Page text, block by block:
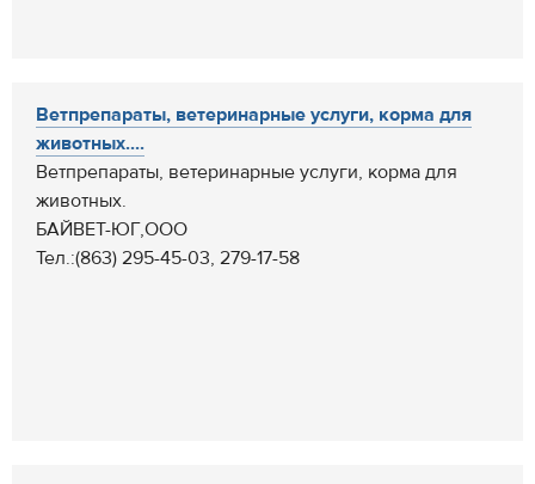
Ветпрепараты, ветеринарные услуги, корма для
животных....
Ветпрепараты, ветеринарные услуги, корма для
животных.
БАЙВЕТ-ЮГ,ООО
Тел.:(863) 295-45-03, 279-17-58